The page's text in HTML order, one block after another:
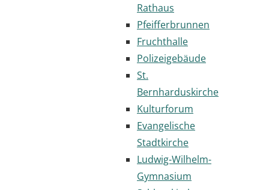
Rathaus
Pfeifferbrunnen
Fruchthalle
Polizeigebäude
St.
Bernharduskirche
Kulturforum
Evangelische
Stadtkirche
Ludwig-Wilhelm-
Gymnasium